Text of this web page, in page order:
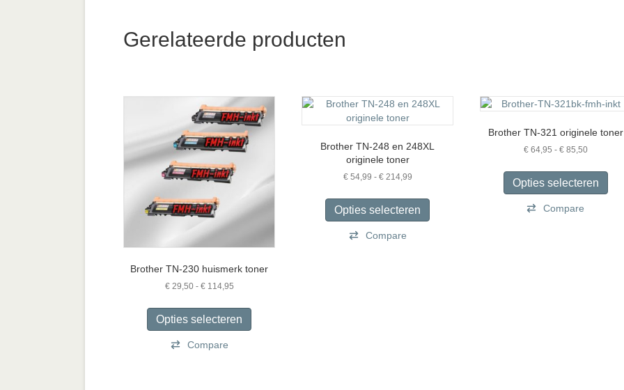
Gerelateerde producten
Brother TN-230 huismerk toner
€29,50 - €114,95Prijsklasse:
tot
€ 114,95
Opties selecteren
heeft
Compare
Brother TN-248 en 248XL
originele toner
€54,99 - €214,99Prijsklasse:
tot
€ 214,99
Opties selecteren
heeft
Compare
Brother TN-321 originele toner
€64,95 - €85,50
tot
€ 85,50
Opties selecteren
heeft
Compare